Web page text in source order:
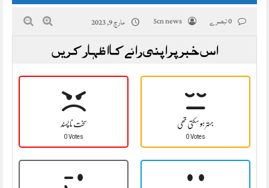
5cn news مارچ 9, 2023
اس خبر پر اپنی رائے کا اظہار کریں
سخت نا پسند
0 Votes
بہتر ہو سکتی تھی
0 Votes